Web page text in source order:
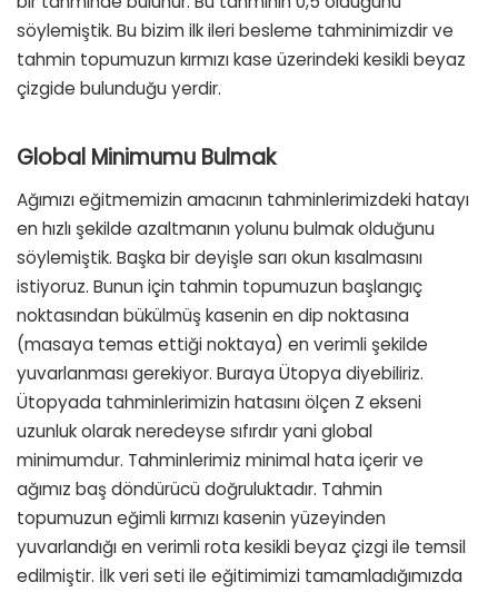
söylemiştik. Bu bizim ilk ileri besleme tahminimizdir ve
tahmin topumuzun kırmızı kase üzerindeki kesikli beyaz
çizgide bulunduğu yerdir.
Global Minimumu Bulmak
Ağımızı eğitmemizin amacının tahminlerimizdeki hatayı
en hızlı şekilde azaltmanın yolunu bulmak olduğunu
söylemiştik. Başka bir deyişle sarı okun kısalmasını
istiyoruz. Bunun için tahmin topumuzun başlangıç
noktasından bükülmüş kasenin en dip noktasına
(masaya temas ettiği noktaya) en verimli şekilde
yuvarlanması gerekiyor. Buraya Ütopya diyebiliriz.
Ütopyada tahminlerimizin hatasını ölçen Z ekseni
uzunluk olarak neredeyse sıfırdır yani global
minimumdur. Tahminlerimiz minimal hata içerir ve
ağımız baş döndürücü doğruluktadır. Tahmin
topumuzun eğimli kırmızı kasenin yüzeyinden
yuvarlandığı en verimli rota kesikli beyaz çizgi ile temsil
edilmiştir. İlk veri seti ile eğitimimizi tamamladığımızda